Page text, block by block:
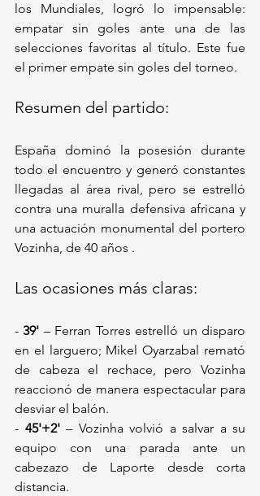
los Mundiales, logró lo impensable:
empatar sin goles ante una de las
selecciones favoritas al título. Este fue
el primer empate sin goles del torneo.
Resumen del partido:
España dominó la posesión durante
todo el encuentro y generó constantes
llegadas al área rival, pero se estrelló
contra una muralla defensiva africana y
una actuación monumental del portero
Vozinha, de 40 años .
Las ocasiones más claras:
- 39' – Ferran Torres estrelló un disparo
en el larguero; Mikel Oyarzabal remató
de cabeza el rechace, pero Vozinha
reaccionó de manera espectacular para
desviar el balón.
- 45'+2' – Vozinha volvió a salvar a su
equipo con una parada ante un
cabezazo de Laporte desde corta
distancia.